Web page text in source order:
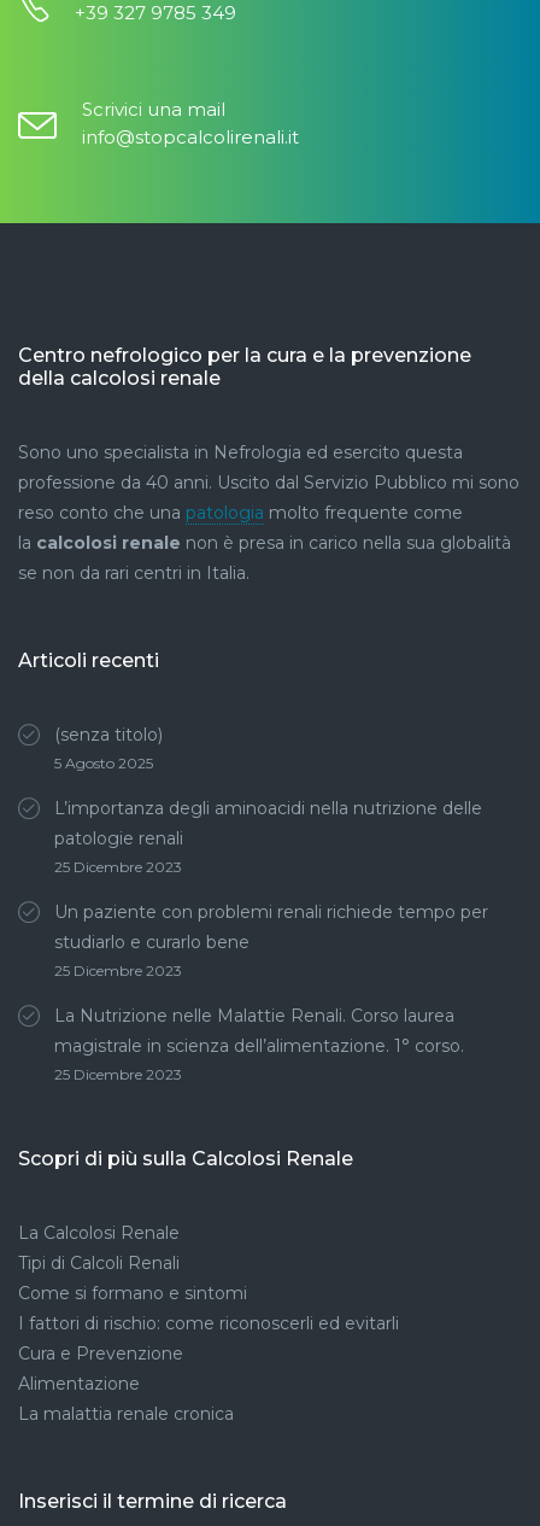
+39 327 9785 349
Scrivici una mail
info@stopcalcolirenali.it
Centro nefrologico per la cura e la prevenzione
della calcolosi renale
Sono uno specialista in Nefrologia ed esercito questa
professione da 40 anni. Uscito dal Servizio Pubblico mi sono
reso conto che una patologia molto frequente come
la calcolosi renale non è presa in carico nella sua globalità
se non da rari centri in Italia.
Articoli recenti
(senza titolo)
5 Agosto 2025
L’importanza degli aminoacidi nella nutrizione delle
patologie renali
25 Dicembre 2023
Un paziente con problemi renali richiede tempo per
studiarlo e curarlo bene
25 Dicembre 2023
La Nutrizione nelle Malattie Renali. Corso laurea
magistrale in scienza dell’alimentazione. 1° corso.
25 Dicembre 2023
Scopri di più sulla Calcolosi Renale
La Calcolosi Renale
Tipi di Calcoli Renali
Come si formano e sintomi
I fattori di rischio: come riconoscerli ed evitarli
Cura e Prevenzione
Alimentazione
La malattia renale cronica
Inserisci il termine di ricerca